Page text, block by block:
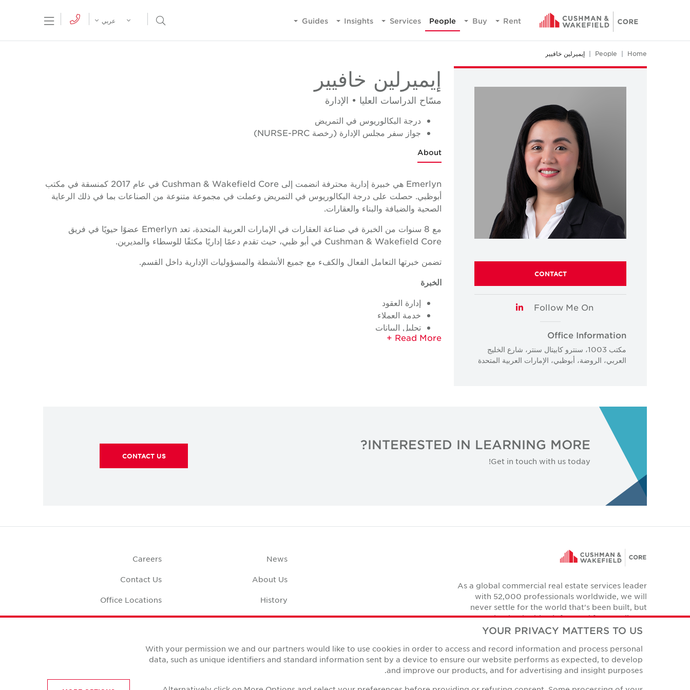
Rent
Buy
People
Services
Insights
Guides
Menu Open Search Menu
عربي
Home
People إيميرلين خافيير
CONTACT
Follow Me On
LinkedIn
Office Information
مكتب 1003، سنترو كابيتال سنتر، شارع الخليج
العربي، الروضة، أبوظبي، الإمارات العربية المتحدة
إيميرلين خافيير
مسّاح الدراسات العليا • الإدارة
درجة البكالوريوس في التمريض
جواز سفر مجلس الإدارة (رخصة NURSE-PRC)
About
Emerlyn هي خبيرة إدارية محترفة انضمت إلى Cushman & Wakefield Core في عام 2017 كمنسقة في مكتب
أبوظبي. حصلت على درجة البكالوريوس في التمريض وعملت في مجموعة متنوعة من الصناعات بما في ذلك الرعاية
الصحية والضيافة والبناء والعقارات.
مع 8 سنوات من الخبرة في صناعة العقارات في الإمارات العربية المتحدة، تعد Emerlyn عضوًا حيويًا في فريق
Cushman & Wakefield Core في أبو ظبي، حيث تقدم دعمًا إداريًا مكثفًا للوسطاء والمديرين.
تضمن خبرتها التعامل الفعال والكفء مع جميع الأنشطة والمسؤوليات الإدارية داخل القسم.
الخبرة
إدارة العقود
خدمة العملاء
تحليل البيانات
النقل
INTERESTED IN LEARNING MORE?
Get in touch with us today!
CONTACT US
As a global commercial real estate services leader
with 52,000 professionals worldwide, we will
never settle for the world that's been built, but
relentlessly drive it forward for our clients,
colleagues and communities.
LinkedIn
Facebook
Twitter
Instagram
YouTube
News
About Us
History
Case Studies
Careers
Contact Us
Office Locations
Corporate Social
YOUR PRIVACY MATTERS TO US
With your permission we and our partners would like to use cookies in order to access and record information and process personal
data, such as unique identifiers and standard information sent by a device to ensure our website performs as expected, to develop
and improve our products, and for advertising and insight purposes.